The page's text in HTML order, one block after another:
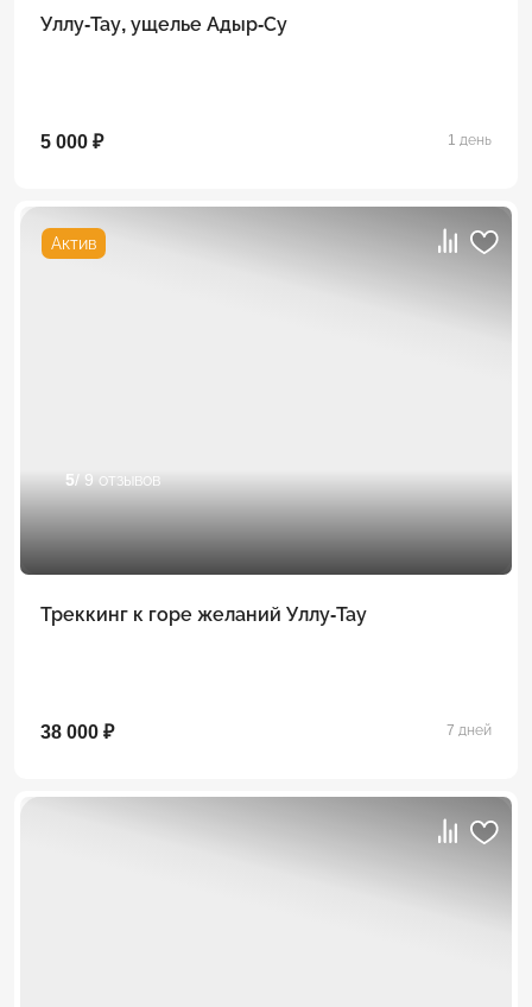
Уллу-Тау, ущелье Адыр-Су
5 000 ₽ 1 день
Актив
5/ 9 отзывов
Треккинг к горе желаний Уллу-Тау
38 000 ₽ 7 дней